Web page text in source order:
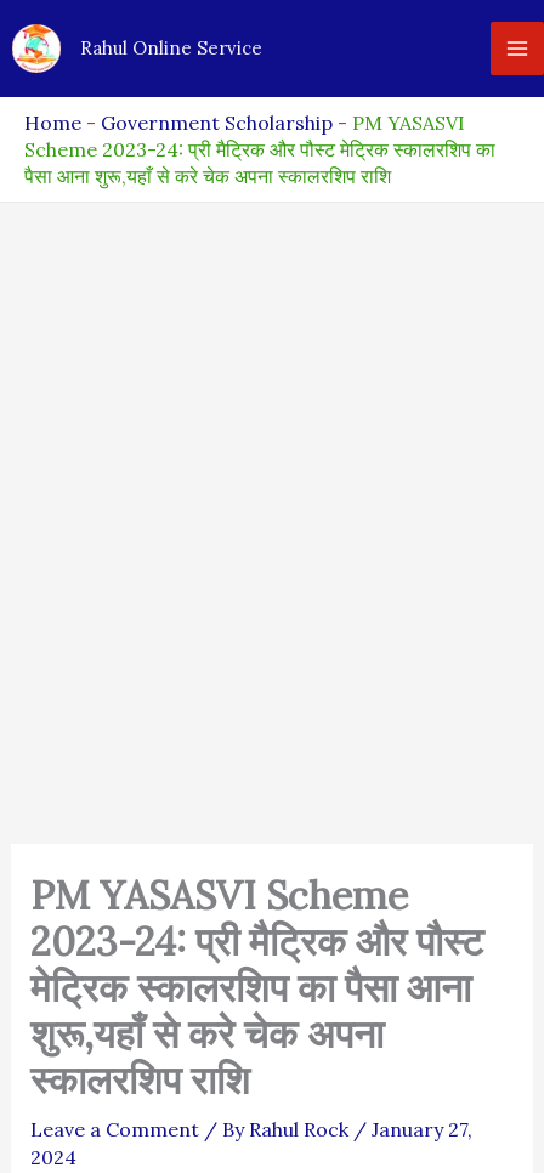
to
Rahul Online Service
Home - Government Scholarship - PM YASASVI
Scheme 2023-24: प्री मैट्रिक और पौस्ट मेट्रिक स्कालरशिप का
पैसा आना शुरू,यहाँ से करे चेक अपना स्कालरशिप राशि
PM YASASVI Scheme
2023-24: प्री मैट्रिक और पौस्ट
मेट्रिक स्कालरशिप का पैसा आना
शुरू,यहाँ से करे चेक अपना
स्कालरशिप राशि
Leave a Comment / By Rahul Rock / January 27,
2024